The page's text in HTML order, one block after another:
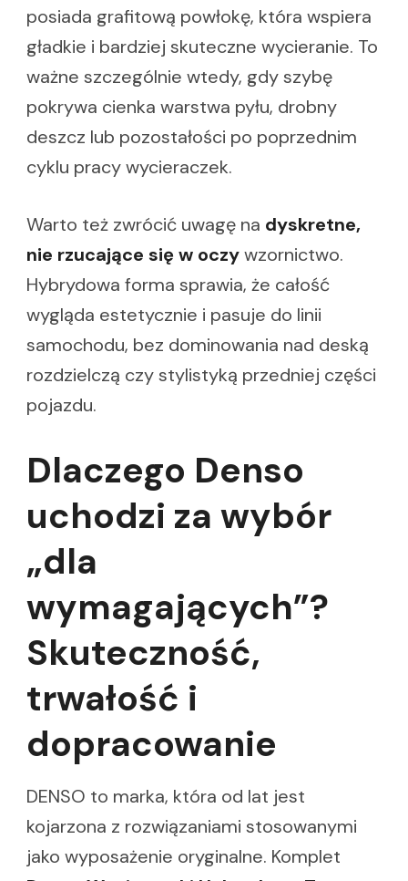
posiada grafitową powłokę, która wspiera
gładkie i bardziej skuteczne wycieranie. To
ważne szczególnie wtedy, gdy szybę
pokrywa cienka warstwa pyłu, drobny
deszcz lub pozostałości po poprzednim
cyklu pracy wycieraczek.
Warto też zwrócić uwagę na dyskretne,
nie rzucające się w oczywzornictwo.
Hybrydowa forma sprawia, że całość
wygląda estetycznie i pasuje do linii
samochodu, bez dominowania nad deską
rozdzielczą czy stylistyką przedniej części
pojazdu.
Dlaczego Denso
uchodzi za wybór
„dla
wymagających”?
Skuteczność,
trwałość i
dopracowanie
DENSO to marka, która od lat jest
kojarzona z rozwiązaniami stosowanymi
jako wyposażenie oryginalne. Komplet